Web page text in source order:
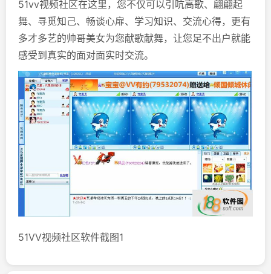
51vv视频社区在这里，您不仅可以引吭高歌、翩翩起
舞、寻觅知己、畅谈心扉、学习知识、交流心得，更有
多才多艺的帅哥美女为您献歌献舞，让您足不出户就能
感受到真实的面对面实时交流。
51VV视频社区软件截图1